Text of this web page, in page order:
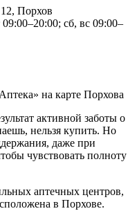
Порхов
сб, вс 09:00–
на карте Порхова
активной заботы о
нельзя купить. Но
даже при
чувствовать полноту
аптечных центров,
в Порхове.